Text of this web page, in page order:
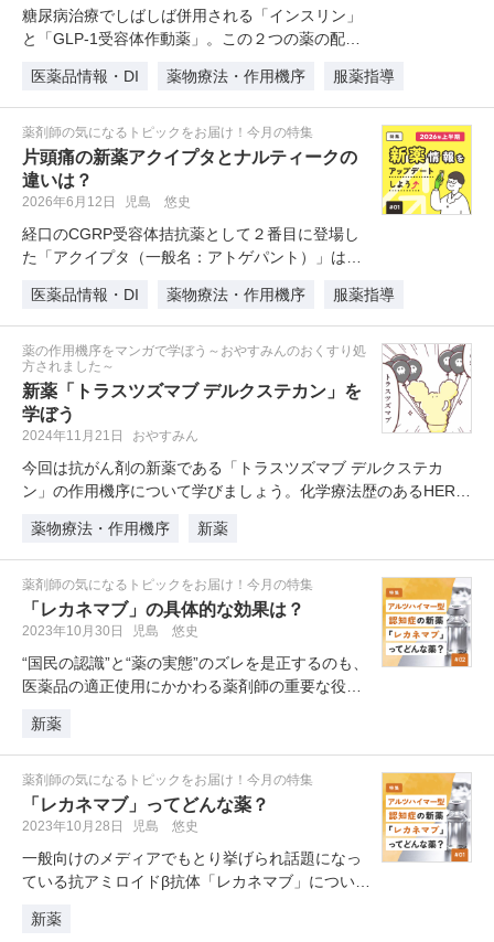
糖尿病治療でしばしば併用される「インスリン」
と「GLP-1受容体作動薬」。この２つの薬の配合
医薬品情報・DI
薬物療法・作用機序 服薬指導
薬剤師の気になるトピックをお届け！今月の特集
片頭痛の新薬アクイプタとナルティークの
違いは？
2026年6月12日 児島 悠史
経口のCGRP受容体拮抗薬として２番目に登場し
た「アクイプタ（一般名：アトゲパント）」は、
医薬品情報・DI
薬物療法・作用機序 服薬指導
薬の作用機序をマンガで学ぼう～おやすみんのおくすり処
方されました～
新薬「トラスツズマブ デルクステカン」を
学ぼう
2024年11月21日 おやすみん
今回は抗がん剤の新薬である「トラスツズマブ デルクステカ
ン」の作用機序について学びましょう。化学療法歴のあるHER2
薬物療法・作用機序
新薬
薬剤師の気になるトピックをお届け！今月の特集
「レカネマブ」の具体的な効果は？
2023年10月30日 児島 悠史
“国民の認識”と“薬の実態”のズレを是正するのも、
医薬品の適正使用にかかわる薬剤師の重要な役割
新薬
薬剤師の気になるトピックをお届け！今月の特集
「レカネマブ」ってどんな薬？
2023年10月28日 児島 悠史
一般向けのメディアでもとり挙げられ話題になっ
ている抗アミロイドβ抗体「レカネマブ」につい
新薬